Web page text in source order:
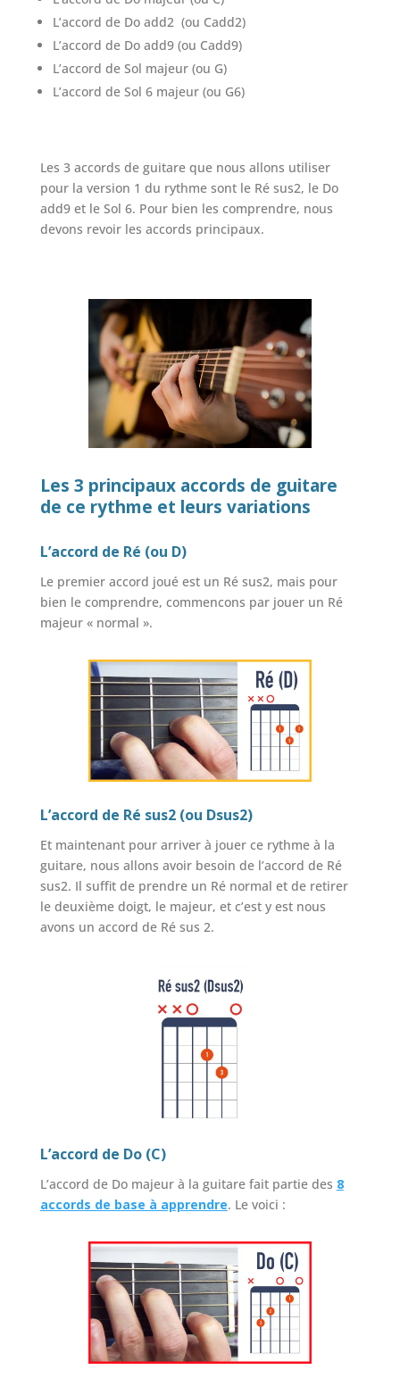
L’accord de Do add2 (ou Cadd2)
L’accord de Do add9 (ou Cadd9)
L’accord de Sol majeur (ou G)
L’accord de Sol 6 majeur (ou G6)
Les 3 accords de guitare que nous allons utiliser
pour la version 1 du rythme sont le Ré sus2, le Do
add9 et le Sol 6. Pour bien les comprendre, nous
devons revoir les accords principaux.
Les 3 principaux accords de guitare
de ce rythme et leurs variations
L’accord de Ré (ou D)
Le premier accord joué est un Ré sus2, mais pour
bien le comprendre, commencons par jouer un Ré
majeur « normal ».
L’accord de Ré sus2 (ou Dsus2)
Et maintenant pour arriver à jouer ce rythme à la
guitare, nous allons avoir besoin de l’accord de Ré
sus2. Il suffit de prendre un Ré normal et de retirer
le deuxième doigt, le majeur, et c’est y est nous
avons un accord de Ré sus 2.
L’accord de Do (C)
L’accord de Do majeur à la guitare fait partie des 8
accords de base à apprendre. Le voici :